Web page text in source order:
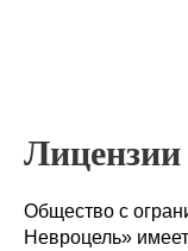
Общество с
Невроцель»